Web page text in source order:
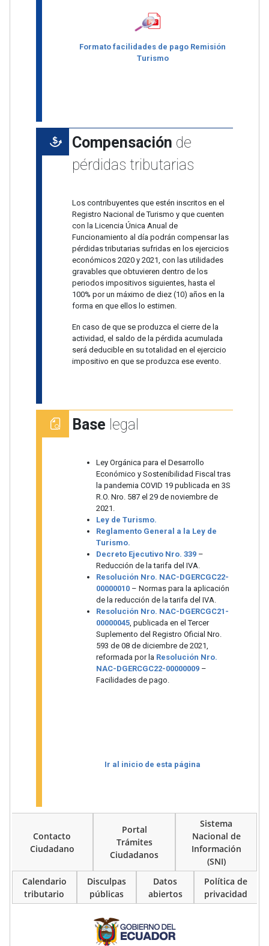
Formato facilidades de pago Remisión
Turismo
Compensación de
pérdidas tributarias
Los contribuyentes que estén inscritos en el
Registro Nacional de Turismo y que cuenten
con la Licencia Única Anual de
Funcionamiento al día podrán compensar las
pérdidas tributarias sufridas en los ejercicios
económicos 2020 y 2021, con las utilidades
gravables que obtuvieren dentro de los
periodos impositivos siguientes, hasta el
100% por un máximo de diez (10) años en la
forma en que ellos lo estimen.
En caso de que se produzca el cierre de la
actividad, el saldo de la pérdida acumulada
será deducible en su totalidad en el ejercicio
impositivo en que se produzca ese evento.
Base legal
Ley Orgánica para el Desarrollo
Económico y Sostenibilidad Fiscal tras
la pandemia COVID 19 publicada en 3S
R.O. Nro. 587 el 29 de noviembre de
2021.
Ley de Turismo.
Reglamento General a la Ley de
Turismo.
Decreto Ejecutivo Nro. 339–
Reducción de la tarifa del IVA.
Resolución Nro. NAC-DGERCGC22-
00000010 – Normas para la aplicación
de la reducción de la tarifa del IVA.
Resolución Nro. NAC-DGERCGC21-
00000045, publicada en el Tercer
Suplemento del Registro Oficial Nro.
593 de 08 de diciembre de 2021,
reformada por la Resolución Nro.
NAC-DGERCGC22-00000009–
Facilidades de pago.
Ir al inicio de esta página
Contacto
Ciudadano
Portal
Trámites
Ciudadanos
Sistema
Nacional de
Información
(SNI)
Calendario
tributario
Disculpas
públicas
Datos
abiertos
Política de
privacidad